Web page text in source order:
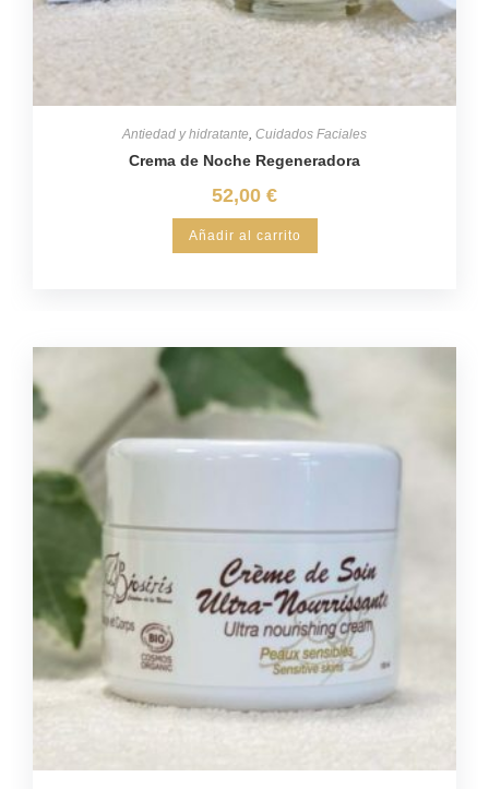
Antiedad y hidratante, Cuidados Faciales
Crema de Noche Regeneradora
52,00 €
Añadir al carrito